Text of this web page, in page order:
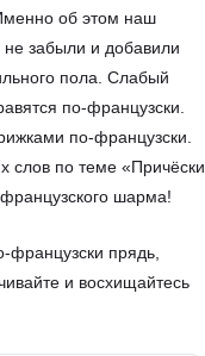
об этом наш
забыли и добавили
пола. Слабый
по-французски.
по-французски.
слов по теме «Причёски
шарма!
французски прядь,
и восхищайтесь